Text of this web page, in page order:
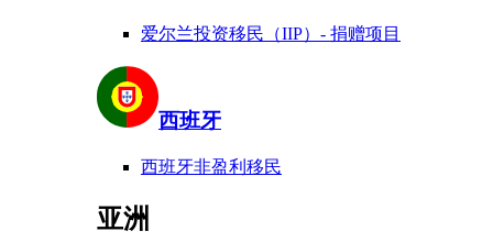
爱尔兰投资移民（IIP）- 捐赠项目
西班牙
西班牙非盈利移民
亚洲